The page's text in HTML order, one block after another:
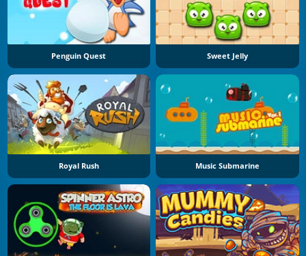
Penguin Quest Sweet Jelly
Royal Rush Music Submarine